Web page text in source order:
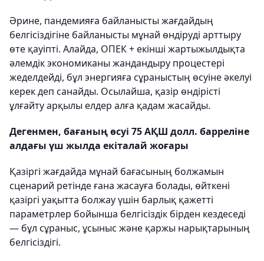
Әрине, пандемияға байланысты жағдайдың
белгісіздігіне байланысты мұнай өндіруді арттыру
өте қауіпті. Алайда, ОПЕК + екінші жартыжылдықта
әлемдік экономиканы жандандыру процестері
жеделдейді, бұл энергияға сұраныстың өсуіне әкелуі
керек деп санайды. Осылайша, қазір өндірісті
ұлғайту арқылы елдер алға қадам жасайды.
Дегенмен, бағаның өсуі 75 АҚШ долл. барреліне
алдағы үш жылда екіталай жоғары
Қазіргі жағдайда мұнай бағасының болжамын
сценарий ретінде ғана жасауға болады, өйткені
қазіргі уақытта болжау үшін барлық қажетті
параметрлер бойынша белгісіздік бірден кездеседі
— бұл сұраныс, ұсыныс және қаржы нарықтарының
белгісіздігі.